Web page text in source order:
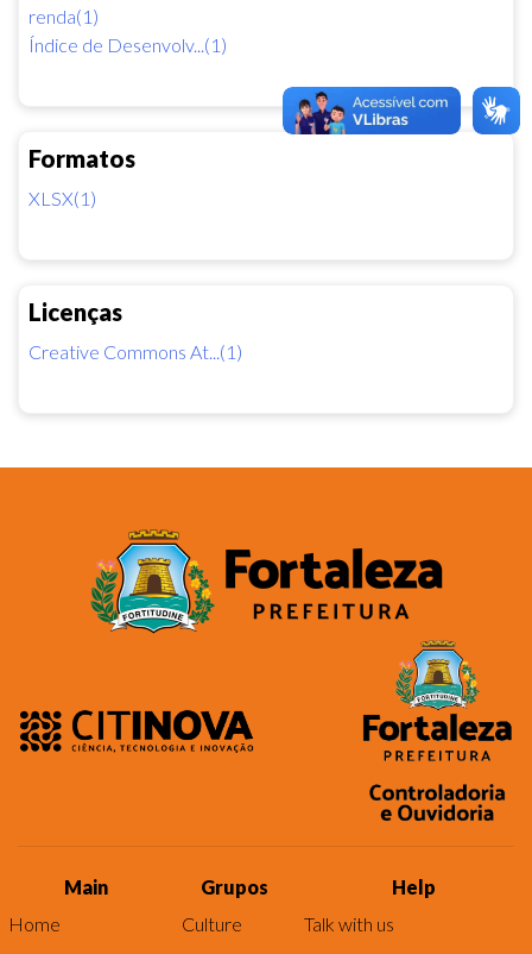
renda(1)
Índice de Desenvolv...(1)
Formatos
XLSX(1)
Licenças
Creative Commons At...(1)
Main
Home
Grupos
Culture
Help
Talk with us